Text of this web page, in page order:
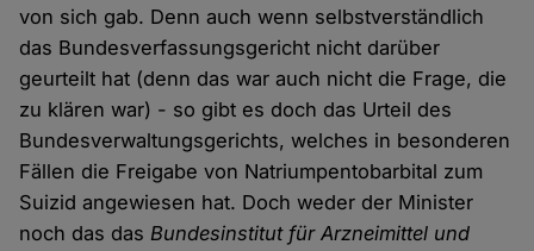
von sich gab. Denn auch wenn selbstverständlich
das Bundesverfassungsgericht nicht darüber
geurteilt hat (denn das war auch nicht die Frage, die
zu klären war) - so gibt es doch das Urteil des
Bundesverwaltungsgerichts, welches in besonderen
Fällen die Freigabe von Natriumpentobarbital zum
Suizid angewiesen hat. Doch weder der Minister
noch das dasBundesinstitut für Arzneimittel und